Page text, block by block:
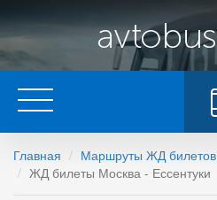
Главная
Маршруты ЖД билетов
ЖД билеты Москва - Ессентуки